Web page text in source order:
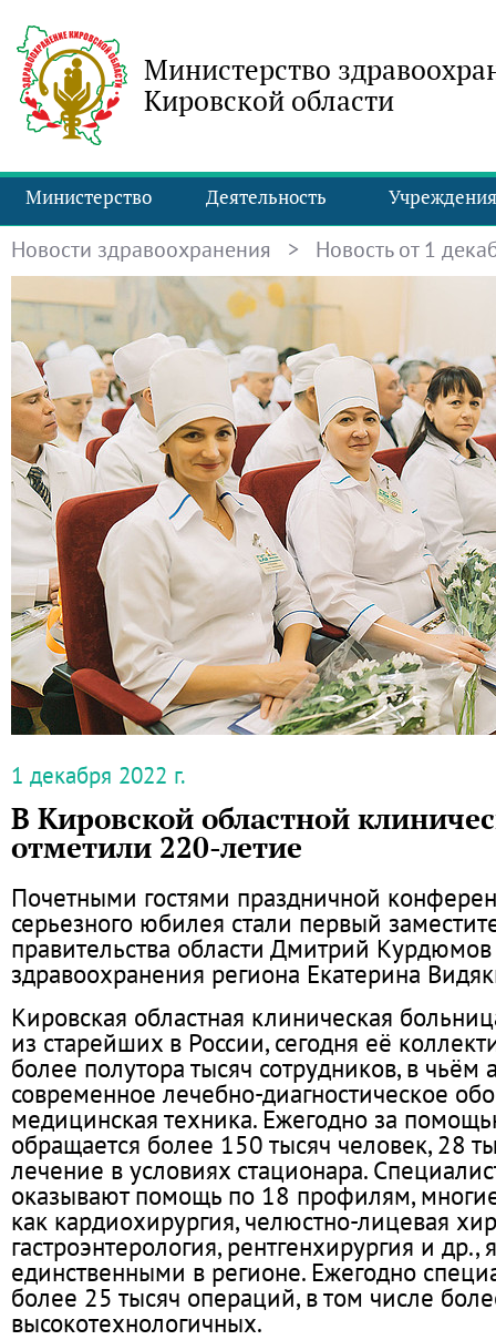
Министерство
Кировской области
Министерство Деятельность Учреждения
Новости здравоохранения > Новость от 1
1 декабря 2022 г.
В Кировской областной
отметили 220-летие
Почетными гостями праздничной
серьезного юбилея стали первый
правительства области Дмитрий
здравоохранения региона Екатерина
Кировская областная клиническая
из старейших в России, сегодня её
более полутора тысяч сотрудников, в чьём
современное лечебно-диагностическое
медицинская техника. Ежегодно за
обращается более 150 тысяч человек, 28
лечение в условиях стационара.
оказывают помощь по 18 профилям,
как кардиохирургия, челюстно-лицевая
гастроэнтерология, рентгенхирургия и др.,
единственными в регионе. Ежегодно
более 25 тысяч операций, в том числе
высокотехнологичных.